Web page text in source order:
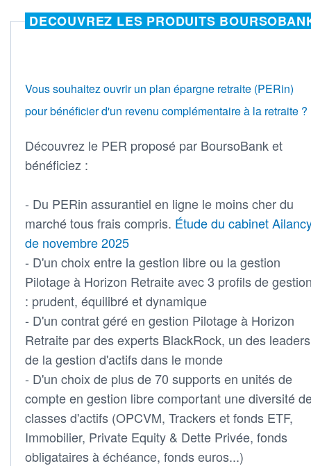
DECOUVREZ LES PRODUITS
Vous souhaitez ouvrir un plan épargne retraite (PERin)
pour bénéficier d'un revenu complémentaire à la retraite ?
Découvrez le PER proposé par BoursoBank et
bénéficiez :
- Du PERin assurantiel en ligne le moins cher du
marché tous frais compris. Étude du cabinet
de novembre 2025
- D'un choix entre la gestion libre ou la gestion
Pilotage à Horizon Retraite avec 3 profils de
: prudent, équilibré et dynamique
- D'un contrat géré en gestion Pilotage à Horizon
Retraite par des experts BlackRock, un des leaders
de la gestion d'actifs dans le monde
- D'un choix de plus de 70 supports en unités de
compte en gestion libre comportant une diversité
classes d'actifs (OPCVM, Trackers et fonds ETF,
Immobilier, Private Equity & Dette Privée, fonds
obligataires à échéance, fonds euros...)